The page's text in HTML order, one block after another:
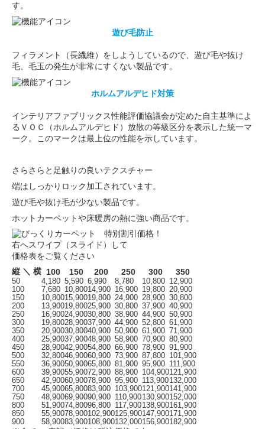
す。
遊び毛防止
フィラメント（長繊維）をしようしているので、遊び毛や抜け
毛、毛玉の発生が非常にすくない製品です。
ホルムアルデヒド対策
インテリアファブリックス性能評価協議会が定めた自主基準によ
るＶＯＣ（ホルムアルデヒド）放散の等級区分を表示した統一マ
ーク。このマークは最上位の性能を示しています。
さらさらと足触りの良いテクスチャー
端はしっかりロック加工されています。
遊び毛や抜け毛が少ない製品です。
ホットカーペットや床暖房の熱に強い商品です。
右へスワイプ（スライド）して
価格表をご覧ください
縦 ＼ 横 100 150 200 250 300 350
50 4,180 5,590 6,990 8,780 10,800 12,900
100
7,680 10,80014,900 16,900 19,800 20,900
150
10,80015,90019,800 24,900 28,900 30,800
200
13,90019,80025,900 30,800 37,900 40,900
250
16,90024,90030,800 38,900 44,900 50,900
300
19,80028,90037,900 44,900 52,800 61,900
350
20,90030,80040,900 50,900 61,900
71,900
400
25,90037,90048,900 58,900 70,900 80,900
450
28,90042,90054,800 66,900 78,900 91,900
500
32,80046,90060,900 73,900 87,800 101,900
550
36,90050,90065,800 81,900 95,900 111,900
600
39,90055,90072,900 88,900 104,900121,900
650
42,90060,90078,900 95,900 113,900132,000
700
45,90065,80083,900 103,900121,900141,900
750
48,90069,90090,900 110,900130,900152,000
800
51,90074,80096,800 117,900138,900161,900
850
55,90078,900102,900125,900147,900171,900
900
58,90083,900108,900132,000156,900182,900